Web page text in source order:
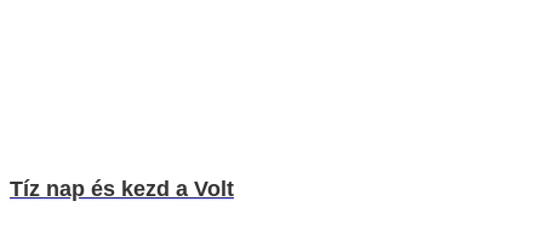
Tíz nap és kezd a Volt